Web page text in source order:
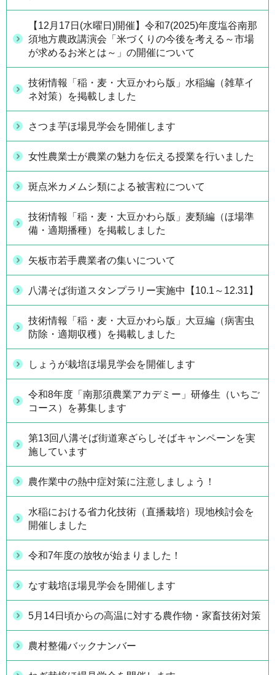
【12月17日(水曜日)開催】令和7(2025)年度塩谷南那
須地方農政講演会「米づくりの今後を考える～市場
が求めるお米とは～」の開催について
技術情報「稲・麦・大豆かわら版」水稲編（雑草イ
ネ対策）を掲載しました
さつま芋ほ場見学会を開催します
女性農業士が農業の魅力を伝える授業を行いました
斑点米カメムシ類による被害粒について
技術情報「稲・麦・大豆かわら版」麦類編（ほ場準
備・適期播種）を掲載しました
矢板市若手農業者の集いについて
八溝そば街道スタンプラリー実施中【10.1～12.31】
技術情報「稲・麦・大豆かわら版」大豆編（病害虫
防除・適期収穫）を掲載しました
しょうが栽培ほ場見学会を開催します
令和8年度「南那須農業アカデミー」研修生（いちご
コース）を募集します
第13回八溝そば街道寒ざらしそばキャンペーンを実
施しています
農作業中の熱中症対策に注意しましょう！
水稲における省力化技術（直播栽培）現地検討会を
開催しました
令和7年度の放牧が始まりました！
なす栽培ほ場見学会を開催します
5月14日頃からの高温に対する農作物・家畜技術対策
農村整備バックナンバー